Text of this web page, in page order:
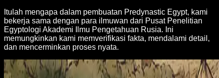
Itulah mengapa dalam pembuatan Predynastic Egypt, kami
bekerja sama dengan para ilmuwan dari Pusat Penelitian
Egyptologi Akademi Ilmu Pengetahuan Rusia. Ini
memungkinkan kami memverifikasi fakta, mendalami detail,
dan mencerminkan proses nyata.